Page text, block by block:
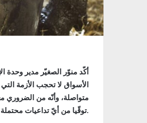
أكّد منوّر الصغيّر مدير وحدة
الأسواق لا تحجب الأزمة
متواصلة، وأنّه من الضروري
توقّيا من أيّ تداعيات محتملة.